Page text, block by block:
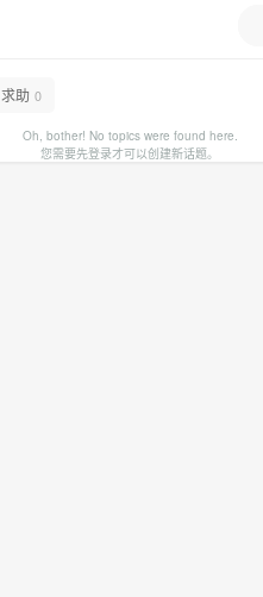
求助 0
Oh, bother! No topics were found here.
您需要先登录才可以创建新话题。